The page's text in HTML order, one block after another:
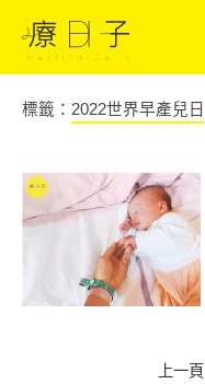
標籤： 2022世界早產兒日
上一頁